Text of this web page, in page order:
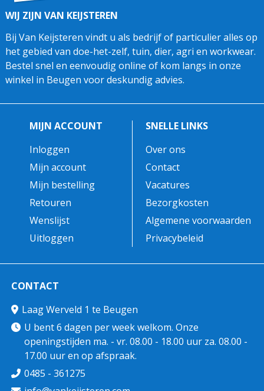
WIJ ZIJN VAN KEIJSTEREN
Bij Van Keijsteren vindt u als bedrijf of particulier alles op
het gebied van doe-het-zelf, tuin, dier, agri en workwear.
Bestel snel en eenvoudig online of kom langs in onze
winkel in Beugen voor deskundig advies.
MIJN ACCOUNT
Inloggen
Mijn account
Mijn bestelling
Retouren
Wenslijst
Uitloggen
SNELLE LINKS
Over ons
Contact
Vacatures
Bezorgkosten
Algemene voorwaarden
Privacybeleid
CONTACT
Laag Werveld 1 te Beugen
U bent 6 dagen per week welkom. Onze
openingstijden ma. - vr. 08.00 - 18.00 uur za. 08.00 -
17.00 uur en op afspraak.
0485 - 361275